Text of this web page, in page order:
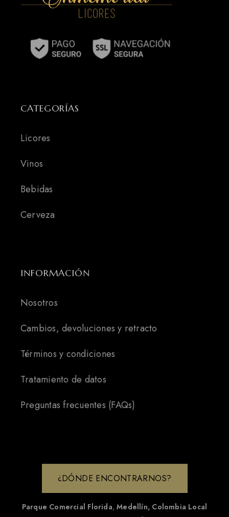
CATEGORÍAS
Licores
Vinos
Bebidas
Cerveza
INFORMACIÓN
Nosotros
Cambios, devoluciones y retracto
Términos y condiciones
Tratamiento de datos
Preguntas frecuentes (FAQs)
¿DÓNDE ENCONTRARNOS?
Parque Comercial Florida,Medellín, Colombia Local